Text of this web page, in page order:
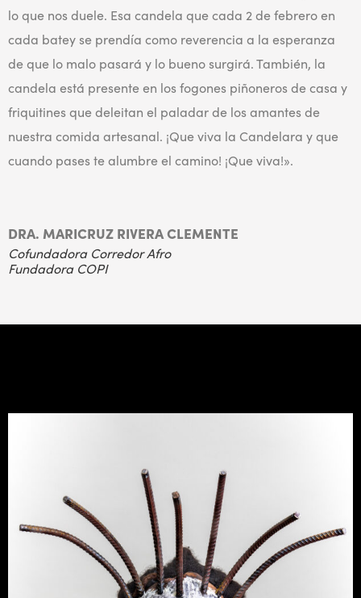
lo que nos duele. Esa candela que cada 2 de febrero en
cada batey se prendía como reverencia a la esperanza
de que lo malo pasará y lo bueno surgirá. También, la
candela está presente en los fogones piñoneros de casa y
friquitines que deleitan el paladar de los amantes de
nuestra comida artesanal. ¡Que viva la Candelara y que
cuando pases te alumbre el camino! ¡Que viva!».
DRA. MARICRUZ RIVERA CLEMENTE
Cofundadora Corredor Afro
Fundadora COPI